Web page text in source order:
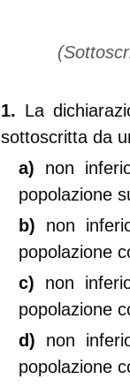
1. La
sottoscritta da
a) non
popolazione
b) non
popolazione
c) non
popolazione
d) non
popolazione